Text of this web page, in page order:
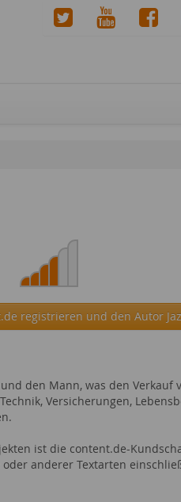
registrieren und den Autor
den Mann, was den
Versicherungen,
ist die content.de-
anderer Textarten